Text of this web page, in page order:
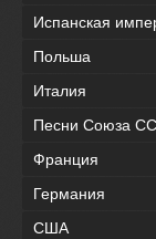
Испанская
Польша
Италия
Песни Союза
Франция
Германия
США